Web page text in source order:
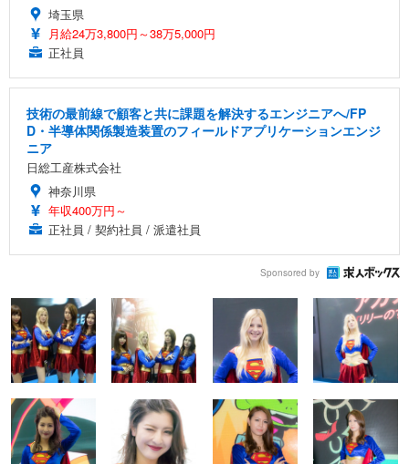
埼玉県
月給24万3,800円～38万5,000円
正社員
技術の最前線で顧客と共に課題を解決するエンジニアへ/FP
D・半導体関係製造装置のフィールドアプリケーションエンジ
ニア
日総工産株式会社
神奈川県
年収400万円～
正社員 / 契約社員 / 派遣社員
Sponsored by